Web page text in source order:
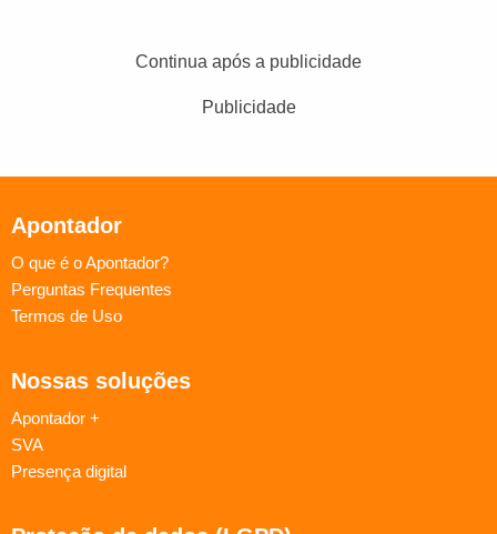
Continua após a publicidade
Publicidade
Apontador
O que é o Apontador?
Perguntas Frequentes
Termos de Uso
Nossas soluções
Apontador +
SVA
Presença digital